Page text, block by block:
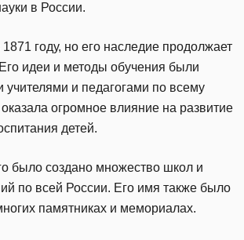
в России.
году, но его наследие продолжает
идеи и методы обучения были
учителями и педагогами по всему
огромное влияние на развитие
детей.
было создано множество школ и
по всей России. Его имя также было
памятниках и мемориалах.